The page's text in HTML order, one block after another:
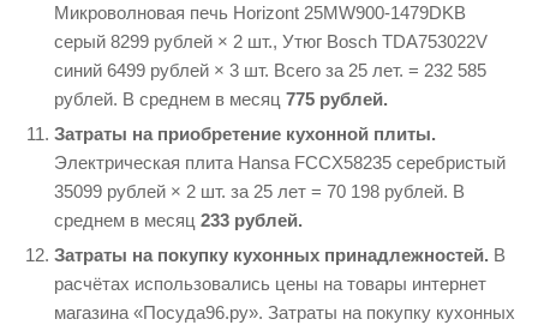
Микроволновая печь Horizont 25MW900-1479DKB
серый 8299 рублей × 2 шт., Утюг Bosch TDA753022V
синий 6499 рублей × 3 шт. Всего за 25 лет. = 232 585
рублей. В среднем в месяц 775 рублей.
Затраты на приобретение кухонной плиты.
Электрическая плита Hansa FCCX58235 серебристый
35099 рублей × 2 шт. за 25 лет = 70 198 рублей. В
среднем в месяц 233 рублей.
Затраты на покупку кухонных принадлежностей. В
расчётах использовались цены на товары интернет
магазина «Посуда96.ру». Затраты на покупку кухонных